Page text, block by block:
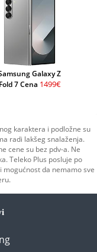
Galaxy Z
Fold 7 Cena 1499€
karaktera i podložne su
radi lakšeg snalaženja.
cene su bez pdv-a. Ne
Teleko Plus posluje po
da nemamo sve